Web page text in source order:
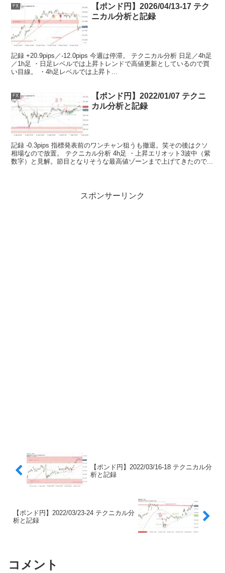
FX
【ポンド円】2026/04/13-17 テク
ニカル分析と記録
記録 +20.9pips／-12.0pips 今週は停滞。 テクニカル分析 日足／4h足
／1h足 ・日足レベルでは上昇トレンドで高値更新としているので買
い目線。 ・4h足レベルでは上昇ト...
FX
【ポンド円】2022/01/07 テクニ
カル分析と記録
記録 -0.3pips 指標発表前のワンチャン狙うも撤退。笑その後はクソ
相場なので放置。 テクニカル分析 4h足 ・上昇エリオット3波中（紫
数字）と見解。節目となりそうな最高値ゾーンまで上げてきたので...
スポンサーリンク
【ポンド円】2022/03/16-18 テクニカル分
析と記録
【ポンド円】2022/03/23-24 テクニカル分
析と記録
コメント